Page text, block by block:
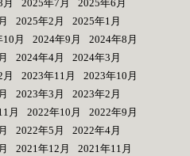
2025年7月
2025年6月
2025年2月
2025年1月
月 2024年9月
2024年8月
2024年4月
2024年3月
2023年11月
2023年10月
2023年3月
2023年2月
月 2022年10月
2022年9月
2022年5月
2022年4月
2021年12月
2021年11月